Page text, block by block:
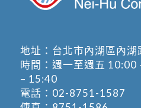
地址： 台北市內湖區內
時間：週一至週五
– 15:40
電話： 02-8751-1587